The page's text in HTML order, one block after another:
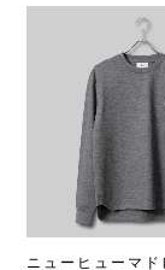
ニューヒューマド